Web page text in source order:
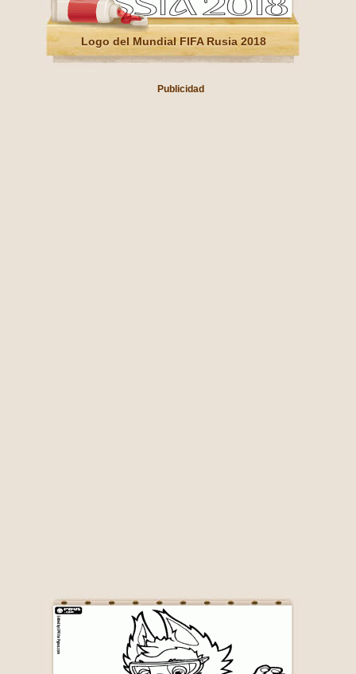
Logo del Mundial FIFA Rusia 2018
Publicidad